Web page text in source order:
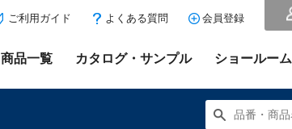
ご利用ガイド よくある質問 会員登録
商品一覧 カタログ・サンプル ショールーム